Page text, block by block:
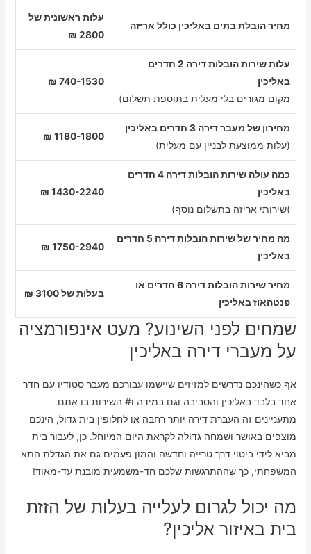
מחיר הובלת בתים באליכין כולל אריזה
עלות ראשונית של
2800 ₪
עלות שירות הובלות דירה 2 חדרים
באליכין
מקום מגורים בלי מעלית בתוספת תשלום)
740-1530 ₪
מחירון של מעבר דירה 3 חדרים באליכין
(עלות ממוצעת לבניין עם מעלית)
1180-1800 ₪
כמה עולה שירות הובלות דירה 4 חדרים
באליכין
)שירותי אריזה בתשלום נוסף)
1430-2240 ₪
מה מחיר של שירות הובלות דירה 5 חדרים
באליכין
1750-2940 ₪
מחיר שירות הובלות דירה 6 חדרים או
פנטהאוז באליכין
בעלות של 3100 ₪
שמחים לפני השינוע? מעט אינפורמציה
על מעברי דירה באליכין
אף כשהינכם נדרשים למזיזים שיישמו עבורכם מעבר סטודיו עם חדר
אחד בלבד באליכין והסביבה וגם במידה ו# השירות בו אתם
מתעניינים זה העברת דירה יותר רחבה או לחלופין בית גדול, הינכם
מוצפים באושר ושמחה גדולה לקראת היום המיוחל. כן, לעבור בית
מביא לידי ביטוי דרך טרייה וחדשה והמון פעמים גם את הגדלת התא
המשפחתי, כך שההתרגשות שלכם חד-משמעית מובנת עד-מאוד!
מה יכול לגרום לעלייה בעלות של הזזת
בית באיזור אליכין?